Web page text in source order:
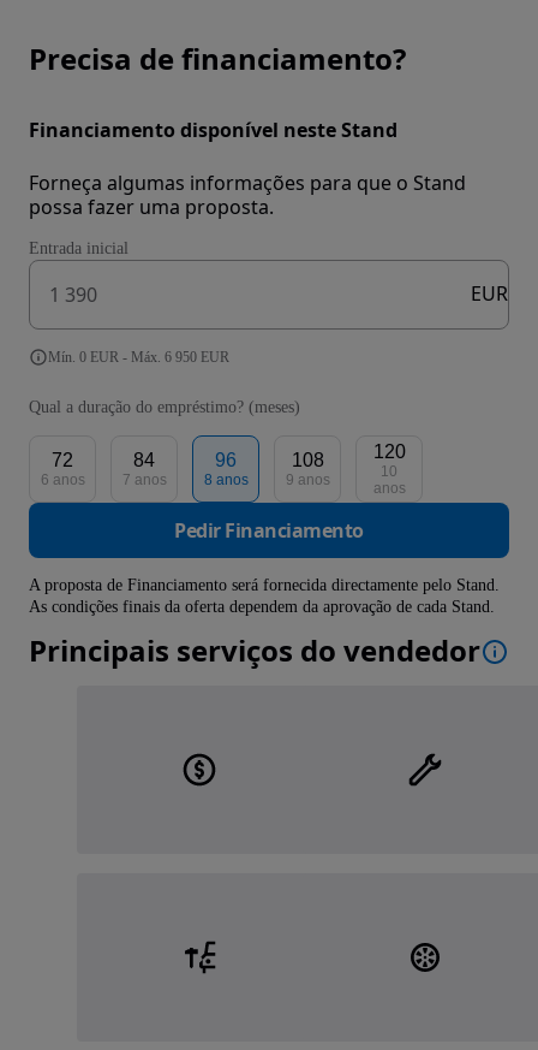
Precisa de financiamento?
Financiamento disponível neste Stand
Forneça algumas informações para que o Stand
possa fazer uma proposta.
Entrada inicial
EUR
Mín. 0 EUR - Máx. 6 950 EUR
Qual a duração do empréstimo? (meses)
72
6 anos
84
7 anos
96
8 anos
108
9 anos
120
10
anos
Pedir Financiamento
A proposta de Financiamento será fornecida directamente pelo Stand.
As condições finais da oferta dependem da aprovação de cada Stand.
Principais serviços do vendedor